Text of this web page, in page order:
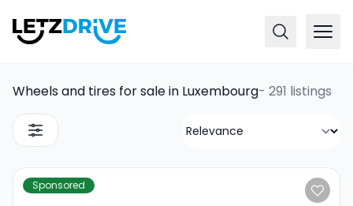
Wheels and tires for sale in Luxembourg- 291 listings
Sponsored